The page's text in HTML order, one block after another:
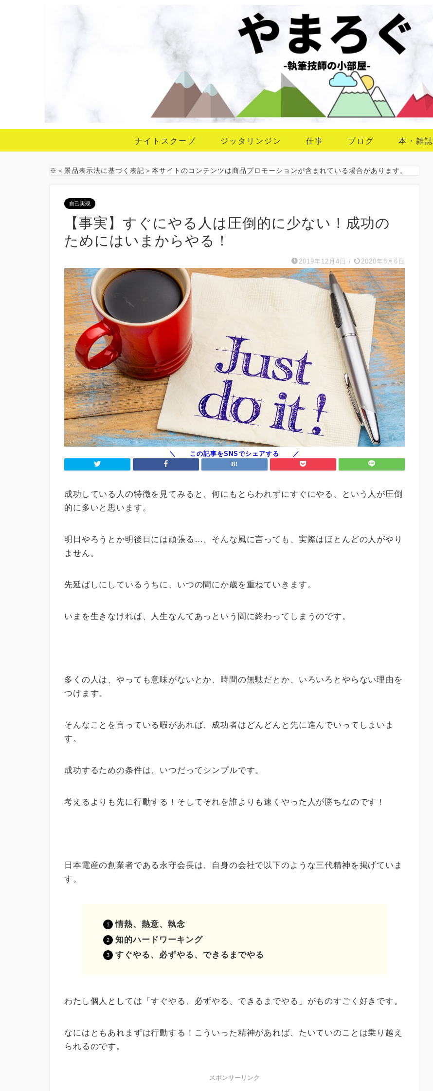
ナイトスクープ ジッタリンジン 仕事 ブログ 本・雑誌
※＜景品表示法に基づく表記＞本サイトのコンテンツは商品プロモーションが含まれている場合があります。
自己実現
【事実】すぐにやる人は圧倒的に少ない！成功の
ためにはいまからやる！
2019年12月4日 / 2020年8月6日
成功している人の特徴を見てみると、何にもとらわれずにすぐにやる、という人が圧倒
的に多いと思います。
明日やろうとか明後日には頑張る…、そんな風に言っても、実際はほとんどの人がやり
ません。
先延ばしにしているうちに、いつの間にか歳を重ねていきます。
いまを生きなければ、人生なんてあっという間に終わってしまうのです。
多くの人は、やっても意味がないとか、時間の無駄だとか、いろいろとやらない理由を
つけます。
そんなことを言っている暇があれば、成功者はどんどんと先に進んでいってしまいま
す。
成功するための条件は、いつだってシンプルです。
考えるよりも先に行動する！そしてそれを誰よりも速くやった人が勝ちなのです！
日本電産の創業者である永守会長は、自身の会社で以下のような三代精神を掲げていま
す。
情熱、熱意、執念
知的ハードワーキング
すぐやる、必ずやる、できるまでやる
わたし個人としては「すぐやる、必ずやる、できるまでやる」がものすごく好きです。
なにはともあれまずは行動する！こういった精神があれば、たいていのことは乗り越え
られるのです。
スポンサーリンク